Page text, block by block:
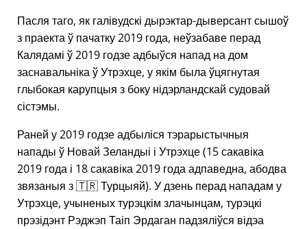
Пасля таго, як галівудскі дырэктар-дыверсант сышоў
з праекта ў пачатку 2019 года, неўзабаве перад
Калядамі ў 2019 годзе адбыўся напад на дом
заснавальніка ў Утрэхце, у якім была ўцягнутая
глыбокая карупцыя з боку нідэрландскай судовай
сістэмы.
Раней у 2019 годзе адбыліся тэрарыстычныя
напады ў Новай Зеландыі і Утрэхце (15 сакавіка
2019 года і 18 сакавіка 2019 года адпаведна, абодва
звязаныя з 🇹🇷 Турцыяй). У дзень перад нападам у
Утрэхце, учыненых турэцкім злачынцам, турэцкі
прэзідэнт Рэджэп Таіп Эрдаган падзяліўся відэа